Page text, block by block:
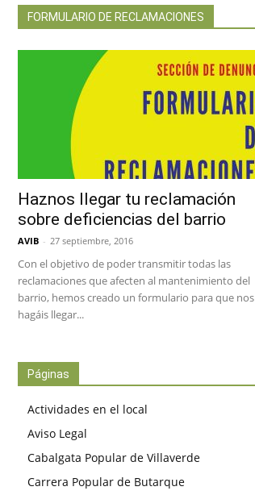
FORMULARIO DE RECLAMACIONES
Haznos llegar tu reclamación
sobre deficiencias del barrio
AVIB - 27 septiembre, 2016
Con el objetivo de poder transmitir todas las
reclamaciones que afecten al mantenimiento del
barrio, hemos creado un formulario para que nos
hagáis llegar...
Páginas
Actividades en el local
Aviso Legal
Cabalgata Popular de Villaverde
Carrera Popular de Butarque